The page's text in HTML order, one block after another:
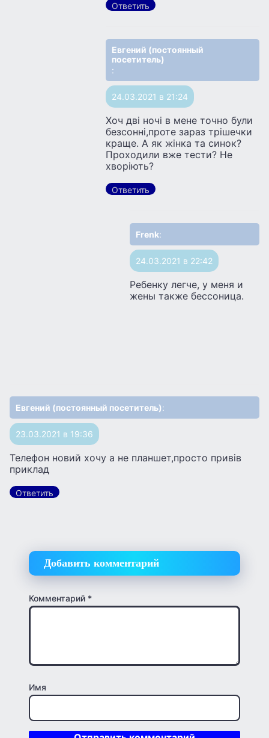
Ответить
Евгений (постоянный
посетитель)
:
24.03.2021 в 21:24
Хоч дві ночі в мене точно були
безсонні,проте зараз трішечки
краще. А як жінка та синок?
Проходили вже тести? Не
хворіють?
Ответить
Frenk:
24.03.2021 в 22:42
Ребенку легче, у меня и
жены также бессоница.
Евгений (постоянный посетитель):
23.03.2021 в 19:36
Телефон новий хочу а не планшет,просто привів
приклад
Ответить
Добавить комментарий
Комментарий *
Имя